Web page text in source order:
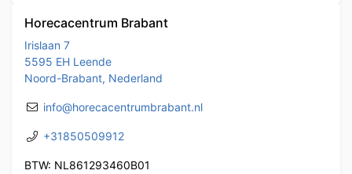
Horecacentrum Brabant
Irislaan 7
5595 EH Leende
Noord-Brabant, Nederland
info@horecacentrumbrabant.nl
+31850509912
BTW: NL861293460B01